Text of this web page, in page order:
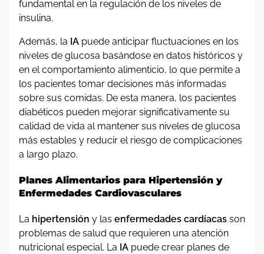
fundamental en la regulación de los niveles de
insulina.
Además, la IA puede anticipar fluctuaciones en los
niveles de glucosa basándose en datos históricos y
en el comportamiento alimenticio, lo que permite a
los pacientes tomar decisiones más informadas
sobre sus comidas. De esta manera, los pacientes
diabéticos pueden mejorar significativamente su
calidad de vida al mantener sus niveles de glucosa
más estables y reducir el riesgo de complicaciones
a largo plazo.
Planes Alimentarios para Hipertensión y
Enfermedades Cardiovasculares
La hipertensión y las enfermedades cardíacas son
problemas de salud que requieren una atención
nutricional especial. La IA puede crear planes de